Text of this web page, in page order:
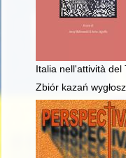
Italia nell'attività
Zbiór kazań